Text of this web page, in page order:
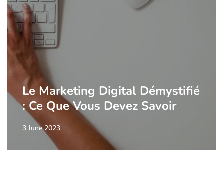
Le Marketing Digital Démystifié
: Ce Que Vous Devez Savoir
3 June 2023